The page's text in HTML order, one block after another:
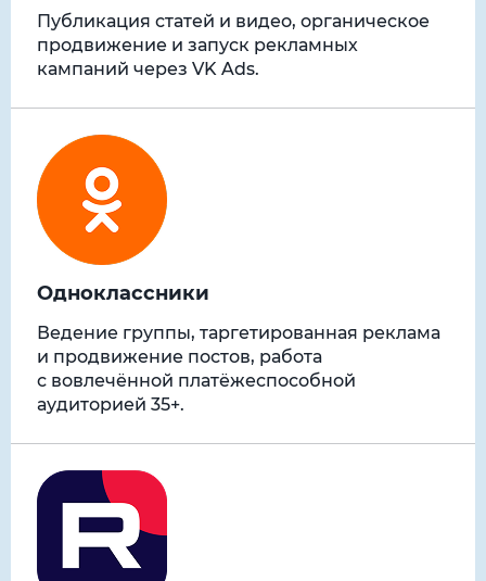
Публикация статей и видео, органическое
продвижение и запуск рекламных
кампаний через VK Ads.
Одноклассники
Ведение группы, таргетированная реклама
и продвижение постов, работа
с вовлечённой платёжеспособной
аудиторией 35+.